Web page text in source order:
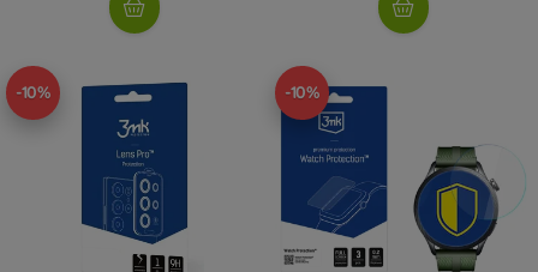
-10% -10%